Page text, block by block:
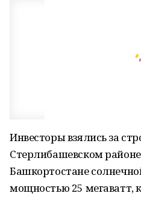
Инвесторы взялись за
Стерлибашевском
Башкортостане
мощностью 25 мегаватт,